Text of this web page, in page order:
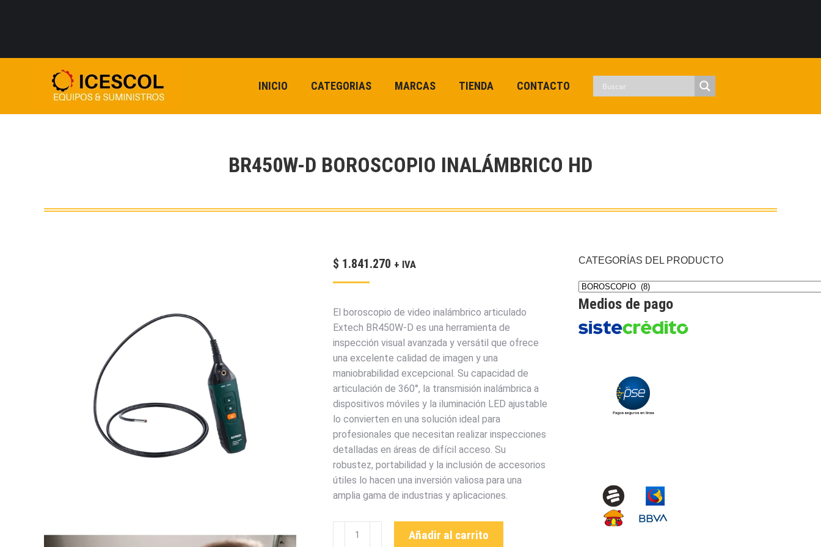
INICIO CATEGORIAS MARCAS TIENDA CONTACTO
BR450W-D BOROSCOPIO INALÁMBRICO HD
$ 1.841.270 + IVA
El boroscopio de video inalámbrico articulado
Extech BR450W-D es una herramienta de
inspección visual avanzada y versátil que ofrece
una excelente calidad de imagen y una
maniobrabilidad excepcional. Su capacidad de
articulación de 360°, la transmisión inalámbrica a
dispositivos móviles y la iluminación LED ajustable
lo convierten en una solución ideal para
profesionales que necesitan realizar inspecciones
detalladas en áreas de difícil acceso. Su
robustez, portabilidad y la inclusión de accesorios
útiles lo hacen una inversión valiosa para una
amplia gama de industrias y aplicaciones.
BR450W-
Añadir al carrito
CATEGORÍAS DEL PRODUCTO
Medios de pago